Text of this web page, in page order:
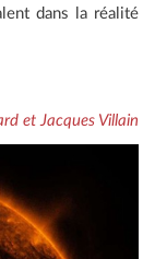
dans la réalité
et Jacques Villain